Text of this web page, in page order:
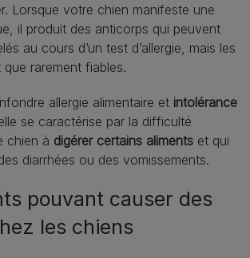
Lorsque votre chien manifeste une
il produit des anticorps qui peuvent
au cours d’un test d’allergie, mais les
rarement fiables.
allergie alimentaire et intolérance
se caractérise par la difficulté
chien à digérer certains aliments et qui
diarrhées ou des vomissements.
pouvant causer des
les chiens